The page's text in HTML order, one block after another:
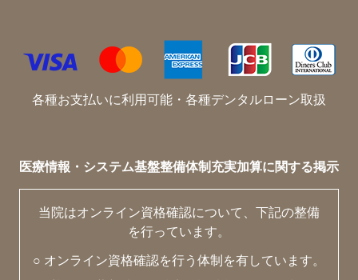
各種お支払いに利用可能・各種デンタルローン取扱
医療情報・システム基盤整備体制充実加算に関する掲示
当院はオンライン資格確認について、下記の整備
を行っています。
○ オンライン資格確認を行う体制を有しています。